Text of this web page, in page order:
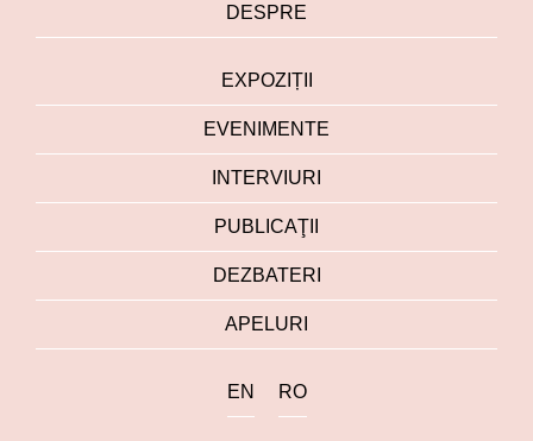
DESPRE
EXPOZIȚII
EVENIMENTE
INTERVIURI
PUBLICAŢII
DEZBATERI
APELURI
EN RO